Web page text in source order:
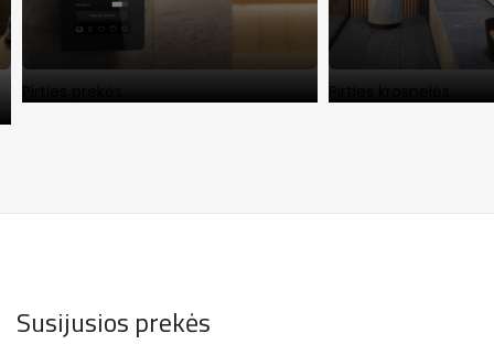
Pirties prekės Pirties krosnelės
Susijusios prekės